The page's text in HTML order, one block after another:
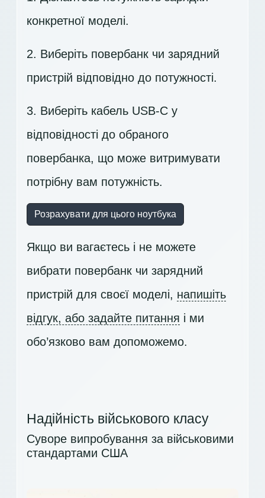
конкретної моделі.
2. Виберіть повербанк чи зарядний
пристрій відповідно до потужності.
3. Виберіть кабель USB-C у
відповідності до обраного
повербанка, що може витримувати
потрібну вам потужність.
Розрахувати для цього ноутбука
Якщо ви вагаєтесь і не можете
вибрати повербанк чи зарядний
пристрій для своєї моделі, напишіть
відгук, або задайте питання і ми
обо’язково вам допоможемо.
Надійність військового класу
Суворе випробування за військовими
стандартами США